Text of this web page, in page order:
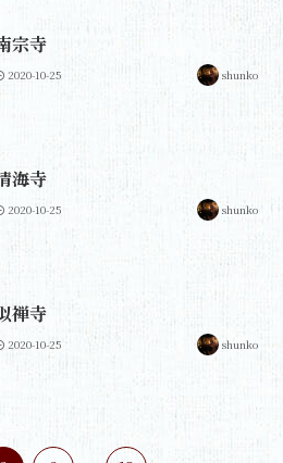
宗寺
2020-10-25 shunko
海寺
2020-10-25 shunko
禅寺
2020-10-25 shunko